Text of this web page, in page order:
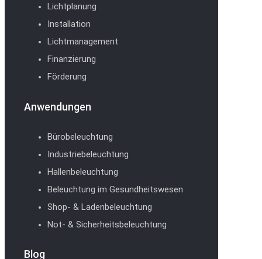
Lichtplanung
Installation
Lichtmanagement
Finanzierung
Förderung
Anwendungen
Bürobeleuchtung
Industriebeleuchtung
Hallenbeleuchtung
Beleuchtung im Gesundheitswesen
Shop- & Ladenbeleuchtung
Not- & Sicherheitsbeleuchtung
Blog